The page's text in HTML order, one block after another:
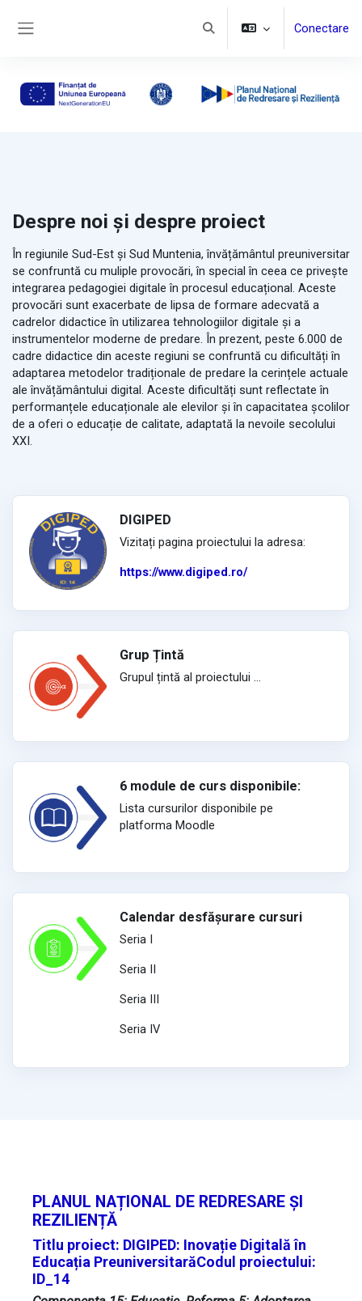
Afișați căutarea Conectare
Despre noi și despre proiect
În regiunile Sud-Est și Sud Muntenia, învățământul preuniversitar
se confruntă cu muliple provocări, în special în ceea ce privește
integrarea pedagogiei digitale în procesul educațional. Aceste
provocări sunt exacerbate de lipsa de formare adecvată a
cadrelor didactice în utilizarea tehnologiilor digitale și a
instrumentelor moderne de predare. În prezent, peste 6.000 de
cadre didactice din aceste regiuni se confruntă cu dificultăți în
adaptarea metodelor tradiționale de predare la cerințele actuale
ale învățământului digital. Aceste dificultăți sunt reflectate în
performanțele educaționale ale elevilor și în capacitatea școlilor
de a oferi o educație de calitate, adaptată la nevoile secolului
XXI.
DIGIPED
Vizitați pagina proiectului la adresa:
https://www.digiped.ro/
Grup Țintă
Grupul țintă al proiectului ...
6 module de curs disponibile:
Lista cursurilor disponibile pe
platforma Moodle
Calendar desfășurare cursuri
Seria I
Seria II
Seria III
Seria IV
PLANUL NAȚIONAL DE REDRESARE ȘI
REZILIENȚĂ
Titlu proiect: DIGIPED: Inovație Digitală în
Educația PreuniversitarăCodul proiectului:
ID_14